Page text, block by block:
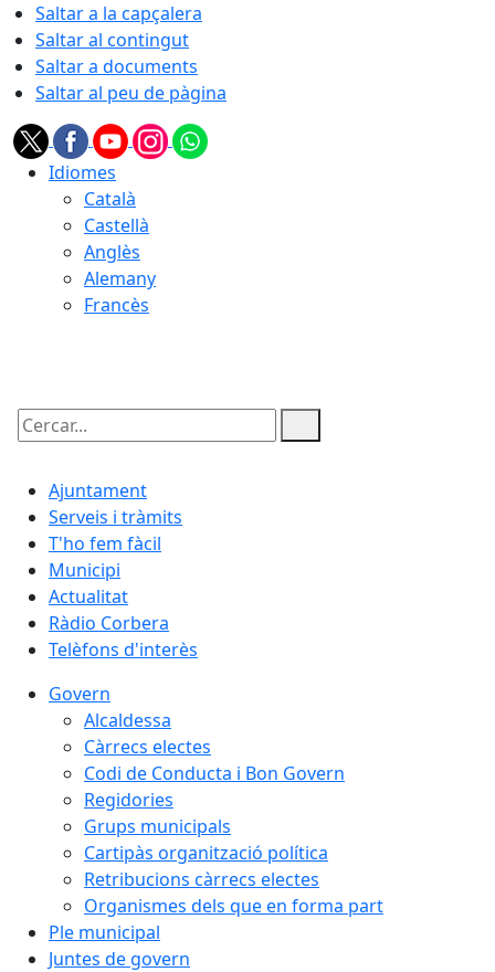
Saltar a la capçalera
Saltar al contingut
Saltar a documents
Saltar al peu de pàgina
Idiomes
Català
Castellà
Anglès
Alemany
Francès
Cercar:
Ajuntament
Serveis i tràmits
T'ho fem fàcil
Municipi
Actualitat
Ràdio Corbera
Telèfons d'interès
Govern
Alcaldessa
Càrrecs electes
Codi de Conducta i Bon Govern
Regidories
Grups municipals
Cartipàs organització política
Retribucions càrrecs electes
Organismes dels que en forma part
Ple municipal
Juntes de govern